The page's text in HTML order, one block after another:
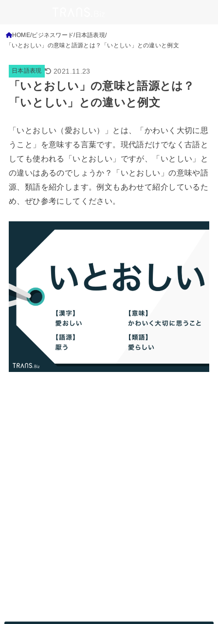
HOME ビジネスワード 日本語表現
「いとおしい」の意味と語源とは？「いとしい」との違いと例文
日本語表現 2021.11.23
「いとおしい」の意味と語源とは？
「いとしい」との違いと例文
「いとおしい（愛おしい）」とは、「かわいく大切に思
うこと」を意味する言葉です。現代語だけでなく古語と
しても使われる「いとおしい」ですが、「いとしい」と
の違いはあるのでしょうか？「いとおしい」の意味や語
源、類語を紹介します。例文もあわせて紹介しているた
め、ぜひ参考にしてください。